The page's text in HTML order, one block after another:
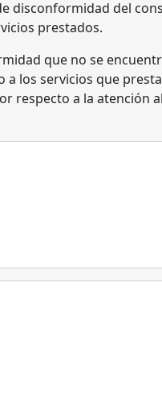
disconformidad del
prestados.
que no se
a los servicios que
respecto a la atención